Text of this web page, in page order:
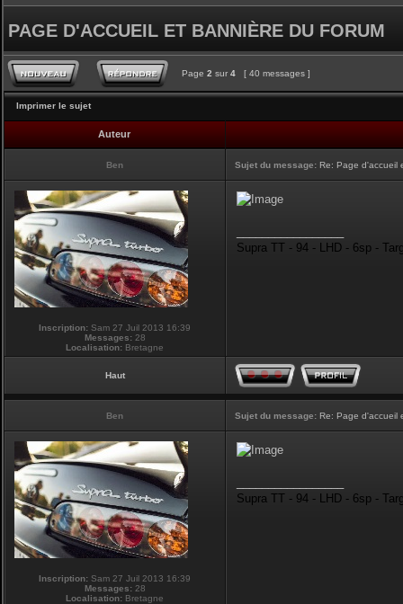
PAGE D'ACCUEIL ET BANNIÈRE DU FORUM
Page 2 sur 4 [ 40 messages ]
Imprimer le sujet
Auteur
Ben Sujet du message: Re: Page d'accueil
Inscription: Sam 27 Juil 2013 16:39
Messages: 28
Localisation: Bretagne
Supra TT - 94 - LHD - 6sp -
Haut
Ben Sujet du message: Re: Page d'accueil
Inscription: Sam 27 Juil 2013 16:39
Messages: 28
Localisation: Bretagne
Supra TT - 94 - LHD - 6sp -